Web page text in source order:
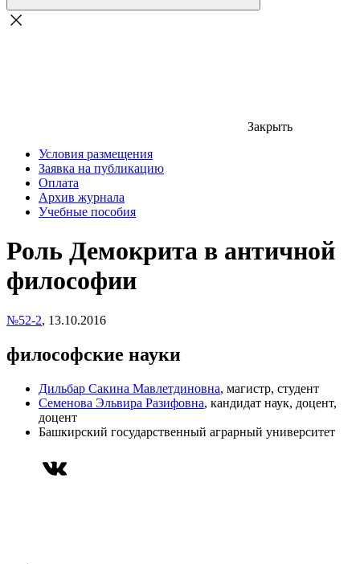
Закрыть
Условия размещения
Заявка на публикацию
Оплата
Архив журнала
Учебные пособия
Роль Демокрита в античной
философии
№52-2, 13.10.2016
философские науки
Дильбар Сакина Мавлетдиновна, магистр, студент
Семенова Эльвира Разифовна, кандидат наук, доцент,
доцент
Башкирский государственный аграрный университет